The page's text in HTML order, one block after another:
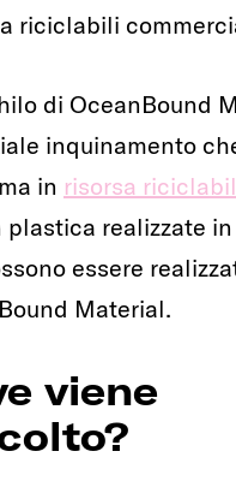
riciclabili
di OceanBound
inquinamento
in risorsa
realizzate in
essere
Material.
viene